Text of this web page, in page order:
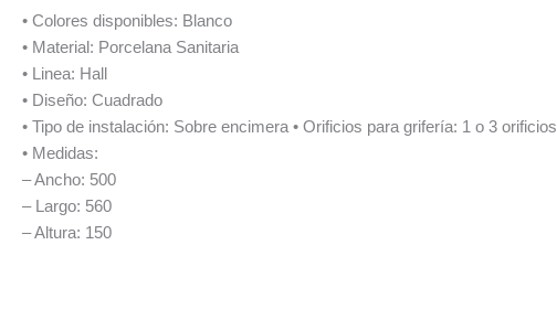
• Colores disponibles: Blanco
• Material: Porcelana Sanitaria
• Linea: Hall
• Diseño: Cuadrado
• Tipo de instalación: Sobre encimera • Orificios para grifería: 1 o 3 orificios
• Medidas:
– Ancho: 500
– Largo: 560
– Altura: 150